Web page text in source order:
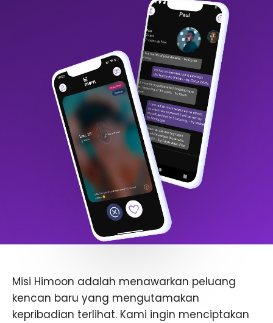
Misi Himoon adalah menawarkan peluang
kencan baru yang mengutamakan
kepribadian terlihat. Kami ingin menciptakan